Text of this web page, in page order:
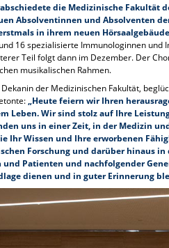
die Medizinische Fakultät
Absolventinnen und Absolventen
in ihrem neuen
16 spezialisierte Immunologinnen und
Teil folgt dann im Dezember. Der
musikalischen Rahmen.
der Medizinischen Fakultät,
„Heute feiern wir Ihren
Leben. Wir sind stolz auf Ihre
uns in einer Zeit, in der Medizin
Ihr Wissen und Ihre erworbenen
Forschung und darüber hinaus
Patienten und nachfolgender
dienen und in guter Erinnerung